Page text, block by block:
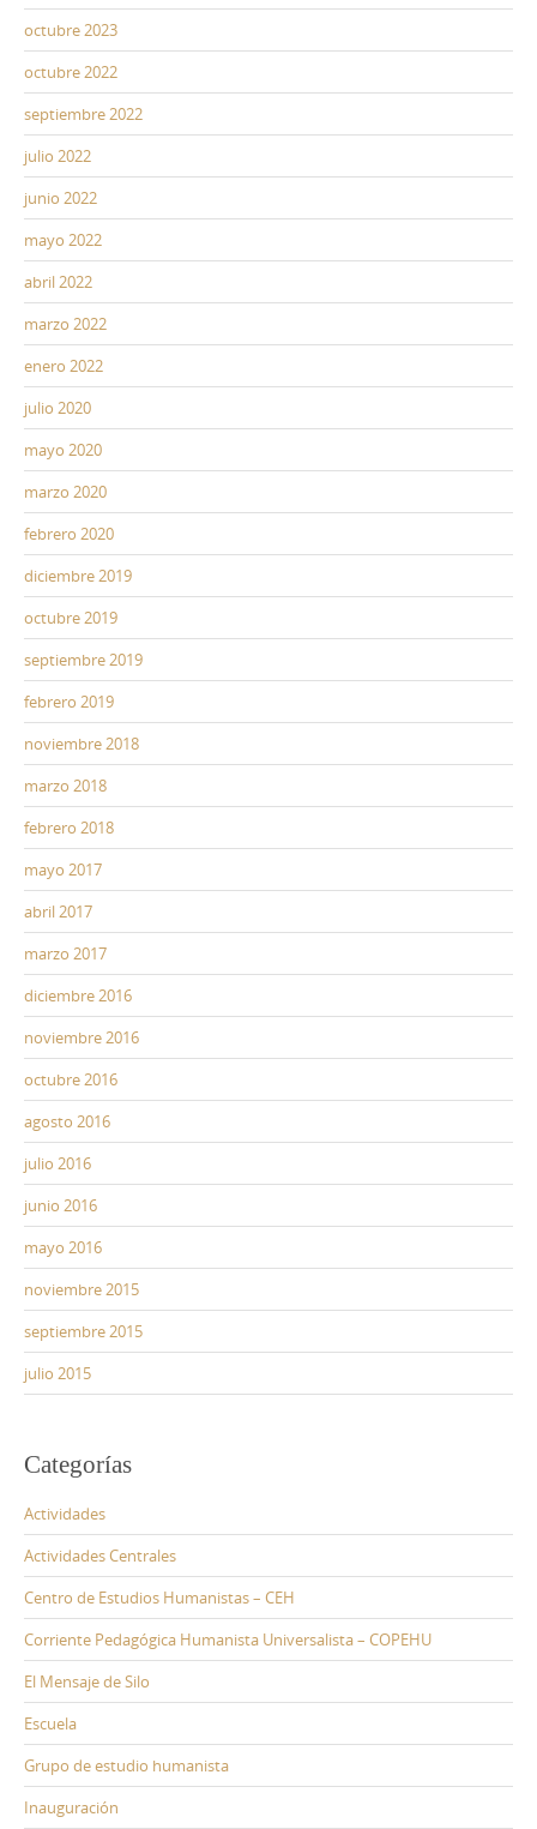
octubre 2023
octubre 2022
septiembre 2022
julio 2022
junio 2022
mayo 2022
abril 2022
marzo 2022
enero 2022
julio 2020
mayo 2020
marzo 2020
febrero 2020
diciembre 2019
octubre 2019
septiembre 2019
febrero 2019
noviembre 2018
marzo 2018
febrero 2018
mayo 2017
abril 2017
marzo 2017
diciembre 2016
noviembre 2016
octubre 2016
agosto 2016
julio 2016
junio 2016
mayo 2016
noviembre 2015
septiembre 2015
julio 2015
Categorías
Actividades
Actividades Centrales
Centro de Estudios Humanistas – CEH
Corriente Pedagógica Humanista Universalista – COPEHU
El Mensaje de Silo
Escuela
Grupo de estudio humanista
Inauguración